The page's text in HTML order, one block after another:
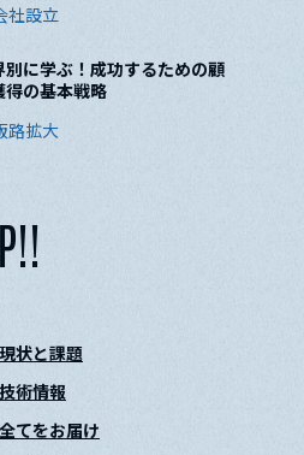
社設立
別に学ぶ！成功するための顧
得の基本戦略
路拡大
状と課題
術情報
てをお届け